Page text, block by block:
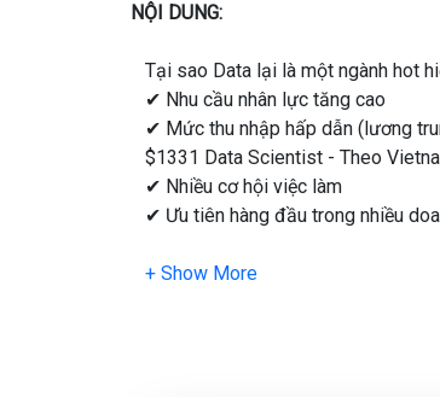
NỘI DUNG:
Tại sao Data lại là một ngành hot
✔ Nhu cầu nhân lực tăng cao
✔ Mức thu nhập hấp dẫn (lương
$1331 Data Scientist - Theo
✔ Nhiều cơ hội việc làm
✔ Ưu tiên hàng đầu trong nhiều
Nếu bạn đang muốn tìm kiếm 1